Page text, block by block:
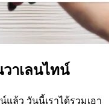
าเลนไทน์
แล้ว วันนี้เราได้รวมเอา